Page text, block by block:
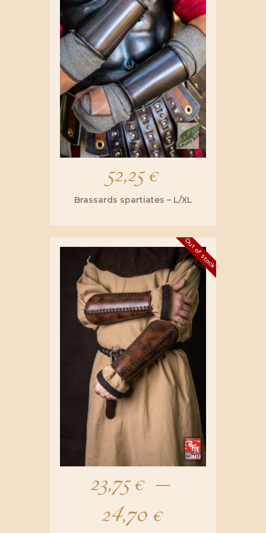
95,00 €
être
choisies
sur
la
page
du
produit
52,25€
Brassards spartiates – L/XL
Out of stock
23,75€ –
24,70€